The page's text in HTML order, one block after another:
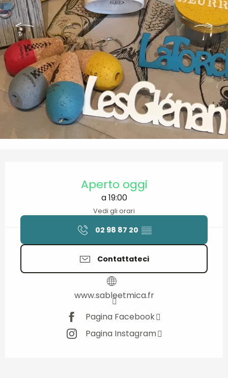
Aperto oggi
a 19:00
Vedi gli orari
02 98 87 20 ▒▒
Contattateci
www.sableetmica.fr
Pagina Facebook
Pagina Instagram